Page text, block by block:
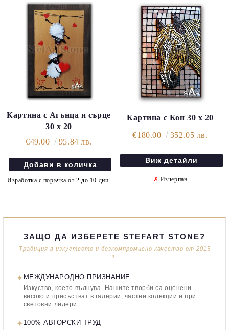
Картина с Агънца и сърце
30 х 20
€49.00
95.84 лв.
Изработка с поръчка от 2 до 10 дни.
Картина с Кон 30 х 20
€180.00 352.05 лв.
Виж детайли
✗ Изчерпан
ЗАЩО ДА ИЗБЕРЕТЕ STEFART STONE?
Традиция в изкуството и безкомпромисно качество от 2015
г.
✦ МЕЖДУНАРОДНО ПРИЗНАНИЕ
Изкуство, което вълнува. Нашите творби са оценени
високо и присъстват в галерии, частни колекции и при
световни лидери.
✦ 100% АВТОРСКИ ТРУД